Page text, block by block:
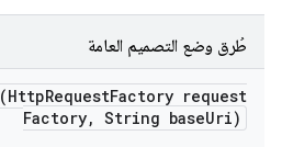
طُرق وضع التصميم العامة
(HttpRequestFactory request
Factory, String baseUri)